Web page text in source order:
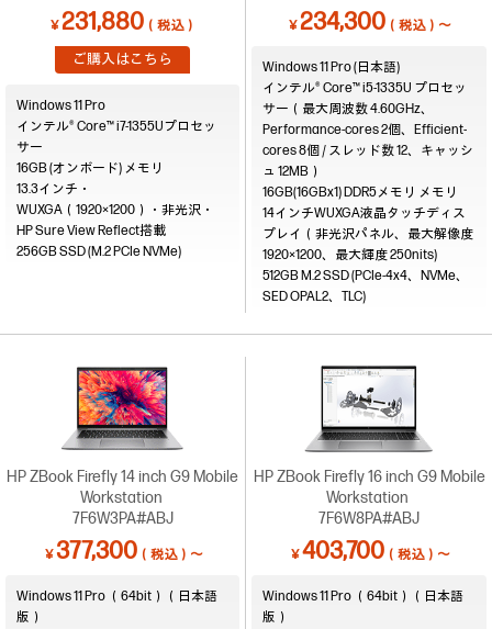
￥ 231,880 （税込）
ご購入はこちら
Windows 11 Pro
インテル® Core™ i7-1355Uプロセッ
サー
16GB (オンボード)
13.3インチ・
WUXGA（1920×1200）・非光沢・
HP Sure View Reflect搭載
256GB SSD (M.2 PCIe NVMe)
定！台数限定で最短6営業日納品
可能 （0120-830-130）
￥ 234,300 （税込）～
Windows 11 Pro (日本語)
インテル® Core™ i5-1335U プロセッ
サー（最大周波数 4.60GHz、
Performance-cores 2個、Efficient-
cores 8個 / スレッド数 12、キャッシ
ュ 12MB）
16GB(16GBx1) DDR5メモリ
14インチWUXGA液晶タッチディス
プレイ（非光沢パネル、最大解像度
1920×1200、最大輝度 250nits)
512GB M.2 SSD (PCIe-4x4、NVMe、
SED OPAL2、TLC)
HP ZBook Firefly 14 inch G9 Mobile
Workstation
7F6W3PA#ABJ
￥377,300（税込）～
Windows 11 Pro （64bit）（日本語
版）
HP ZBook Firefly 16 inch G9 Mobile
Workstation
7F6W8PA#ABJ
￥403,700（税込）～
Windows 11 Pro （64bit）（日本語
版）